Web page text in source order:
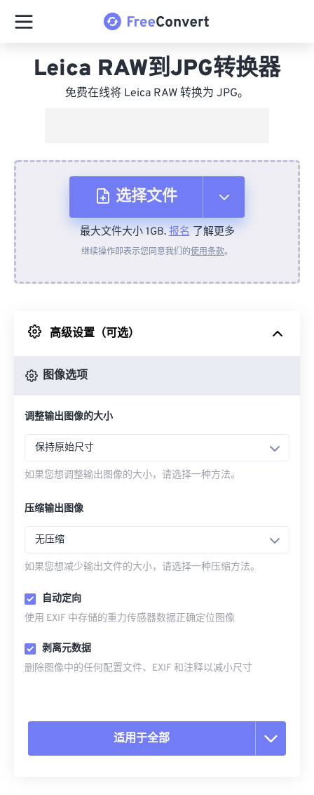
Leica RAW到JPG转换器
免费在线将 Leica RAW 转换为 JPG。
选择文件
从设备
来自 Google Drive
最大文件大小 1GB.报名了解更多
继续操作即表示您同意我们的使用条款。
高级设置（可选）
图像选项
调整输出图像的大小
保持原始尺寸
如果您想调整输出图像的大小，请选择一种方法。
压缩输出图像
无压缩
如果您想减少输出文件的大小，请选择一种压缩方法。
自动定向
使用 EXIF 中存储的重力传感器数据正确定位图像
剥离元数据
删除图像中的任何配置文件、EXIF 和注释以减小尺寸
适用于全部